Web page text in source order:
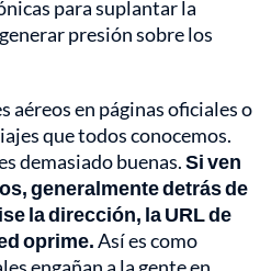
para suplantar la
presión sobre los
aéreos en páginas oficiales o
que todos conocemos.
demasiado buenas.Si ven
generalmente detrás de
la dirección, la URL de
oprime.Así es como